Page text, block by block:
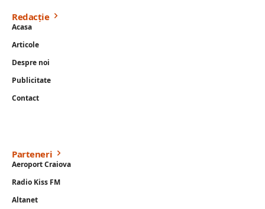
Redacție
Acasa
Articole
Despre noi
Publicitate
Contact
Parteneri
Aeroport Craiova
Radio Kiss FM
Altanet